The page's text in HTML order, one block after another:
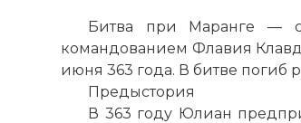
Битва при Маранге —
командованием Флавия
июня 363 года. В битве
Предыстория
В 363 году Юлиан